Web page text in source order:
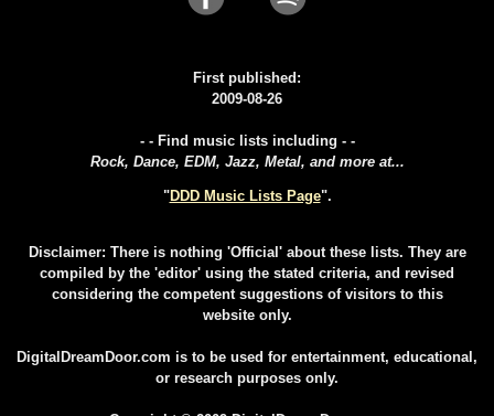
First published:
2009-08-26
- - Find music lists including - -
Rock, Dance, EDM, Jazz, Metal, and more at...
"DDD Music Lists Page".
Disclaimer: There is nothing 'Official' about these lists. They are
compiled by the 'editor' using the stated criteria, and revised
considering the competent suggestions of visitors to this
website only.
DigitalDreamDoor.com is to be used for entertainment, educational,
or research purposes only.